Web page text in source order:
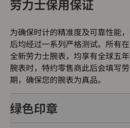
劳力士保用保证
为确保时计的精准度及可靠性能
后均经过一系列严格测试。所有
全新劳力士腕表，均享有全球五
腕表时，特约零售商此后会填写
期，确保您的腕表为真品。
绿色印章